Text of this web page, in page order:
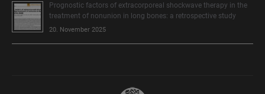
Prognostic factors of extracorporeal shockwave therapy in the
treatment of nonunion in long bones: a retrospective study
20. November 2025